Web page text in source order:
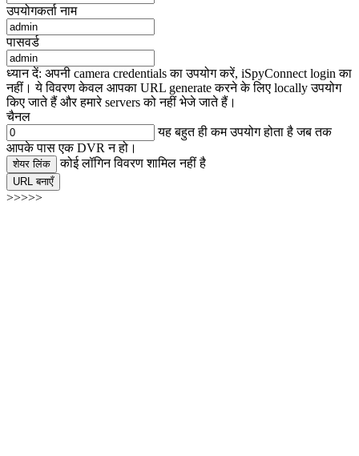
उपयोगकर्ता नाम
पासवर्ड
ध्यान दें: अपनी camera credentials का उपयोग करें, iSpyConnect login का
नहीं। ये विवरण केवल आपका URL generate करने के लिए locally उपयोग
किए जाते हैं और हमारे servers को नहीं भेजे जाते हैं।
चैनल
यह बहुत ही कम उपयोग होता है जब तक
आपके पास एक DVR न हो।
शेयर लिंक कोई लॉगिन विवरण शामिल नहीं है
URL बनाएँ
>>>>>